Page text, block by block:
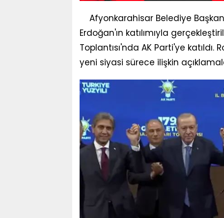
Afyonkarahisar Belediye
Erdoğan'ın katılımıyla
Toplantısı'nda AK Parti'ye
yeni siyasi sürece ilişkin